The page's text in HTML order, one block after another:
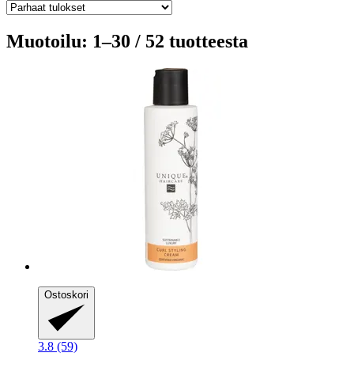
Muotoilu: 1–30 / 52 tuotteesta
Ostoskori
3.8 (59)